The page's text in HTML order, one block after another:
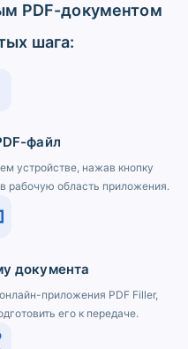
PDF-документом
шага:
файл
устройстве, нажав кнопку
рабочую область приложения.
документа
приложения PDF Filler,
его к передаче.